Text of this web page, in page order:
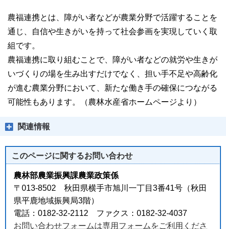
農福連携とは、障がい者などが農業分野で活躍することを
通じ、自信や生きがいを持って社会参画を実現していく取
組です。
農福連携に取り組むことで、障がい者などの就労や生きが
いづくりの場を生み出すだけでなく、担い手不足や高齢化
が進む農業分野において、新たな働き手の確保につながる
可能性もあります。（農林水産省ホームページより）
関連情報
このページに関するお問い合わせ
農林部農業振興課農業政策係
〒013-8502 秋田県横手市旭川一丁目3番41号（秋田
県平鹿地域振興局3階）
電話：0182-32-2112 ファクス：0182-32-4037
お問い合わせフォームは専用フォームをご利用くださ